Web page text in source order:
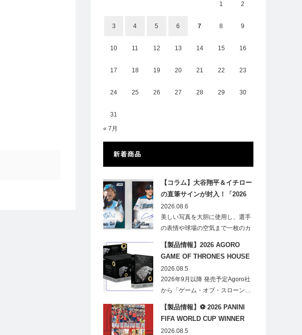
1 2
3 4 5 6 7 8 9
10 11 12 13 14 15 16
17 18 19 20 21 22 23
24 25 26 27 28 29 30
31
« 7月
新着商品
【コラム】大谷翔平＆イチロー
の直筆サインが封入！「2026
Topps NPB Stadium Club」が
見逃せない
2026.08.6
美しい写真を大胆に使用し、選手
の表情や球場の空気まで一枚のカ
【製品情報】2026 AGORO
GAME OF THRONES HOUSE
STARK BLIND BOX
2026.08.5
2026年9月以降 発売予定Agoro社
から「ゲーム・オブ・スローン…
【製品情報】⚽ 2026 PANINI
FIFA WORLD CUP WINNER
STICKER POSTER
2026.08.5